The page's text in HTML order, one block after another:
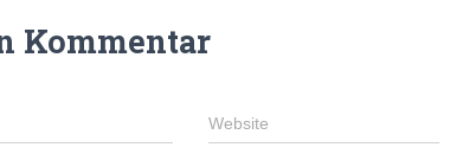
Kommentar
Website